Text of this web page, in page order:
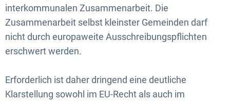
interkommunalen Zusammenarbeit. Die
Zusammenarbeit selbst kleinster Gemeinden darf
nicht durch europaweite Ausschreibungspflichten
erschwert werden.
Erforderlich ist daher dringend eine deutliche
Klarstellung sowohl im EU-Recht als auch im